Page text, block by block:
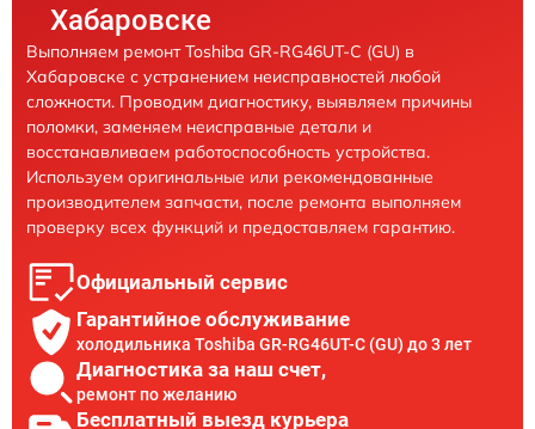
Хабаровске
Выполняем ремонт Toshiba GR-RG46UT-C (GU) в
Хабаровске с устранением неисправностей любой
сложности. Проводим диагностику, выявляем причины
поломки, заменяем неисправные детали и
восстанавливаем работоспособность устройства.
Используем оригинальные или рекомендованные
производителем запчасти, после ремонта выполняем
проверку всех функций и предоставляем гарантию.
Официальный сервис
Гарантийное обслуживание
холодильника Toshiba GR-RG46UT-C (GU) до 3 лет
Диагностика за наш счет,
ремонт по желанию
Бесплатный выезд курьера